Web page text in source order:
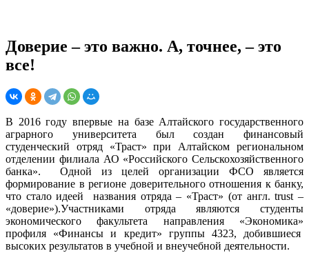
Доверие – это важно. А, точнее, – это
все!
В 2016 году впервые на базе Алтайского государственного
аграрного университета был создан финансовый
студенческий отряд «Траст» при Алтайском региональном
отделении филиала АО «Российского Сельскохозяйственного
банка». Одной из целей организации ФСО является
формирование в регионе доверительного отношения к банку,
что стало идеей названия отряда – «Траст» (от англ. trust –
«доверие»).Участниками отряда являются студенты
экономического факультета направления «Экономика»
профиля «Финансы и кредит» группы 4323, добившиеся
высоких результатов в учебной и внеучебной деятельности.